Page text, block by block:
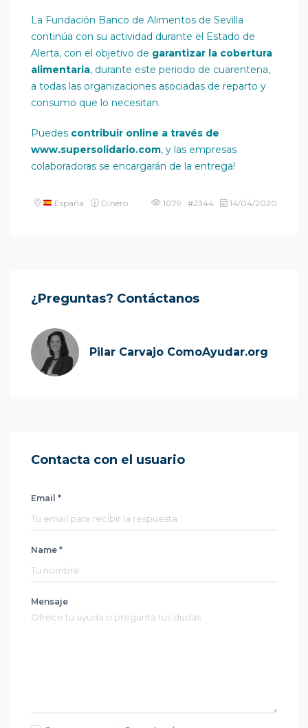
La Fundación Banco de Alimentos de Sevilla
continúa con su actividad durante el Estado de
Alerta, con el objetivo de garantizar la cobertura
alimentaria, durante este periodo de cuarentena,
a todas las organizaciones asociadas de reparto y
consumo que lo necesitan.
Puedes contribuir online a través de
www.supersolidario.com, y las empresas
colaboradoras se encargarán de la entrega!
España Dinero 1079 #2344 14/04/2020
¿Preguntas? Contáctanos
Pilar Carvajo ComoAyudar.org
Contacta con el usuario
Email *
Name *
Mensaje